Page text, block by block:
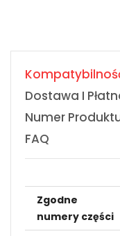
Dostawa I
Numer
FAQ
Zgodne
numery części